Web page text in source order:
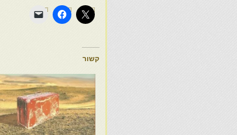
קשור